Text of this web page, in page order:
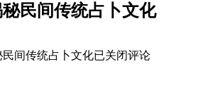
民间传统占卜文化
间传统占卜文化已关闭评论